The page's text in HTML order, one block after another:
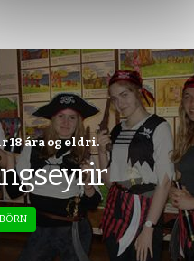
18 ára og eldri.